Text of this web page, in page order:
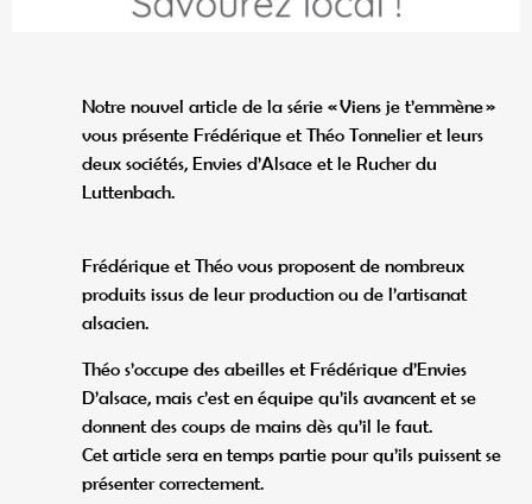
Notre nouvel article de la série « Viens je t’emmène »
vous présente Frédérique et Théo Tonnelier et leurs
deux sociétés, Envies d’Alsace et le Rucher du
Luttenbach.
Frédérique et Théo vous proposent de nombreux
produits issus de leur production ou de l’artisanat
alsacien.
Théo s’occupe des abeilles et Frédérique d’Envies
D’alsace, mais c’est en équipe qu’ils avancent et se
donnent des coups de mains dès qu’il le faut.
Cet article sera en temps partie pour qu’ils puissent se
présenter correctement.